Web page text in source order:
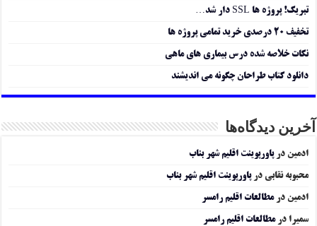
تبریک! پروژه ها SSL دار شد…
تخفیف ۲۰ درصدی خرید تمامی پروژه ها
نکات خلاصه شده درس بیماری های ماهی
دانلود کتاب طراحان چگونه می اندیشند
آخرین دیدگاه‌ها
ادمین درپاورپوینت اقلیم شهر بناب
محبوبه نقابی درپاورپوینت اقلیم شهر بناب
ادمین درمطالعات اقلیم رامسر
سمیرا درمطالعات اقلیم رامسر